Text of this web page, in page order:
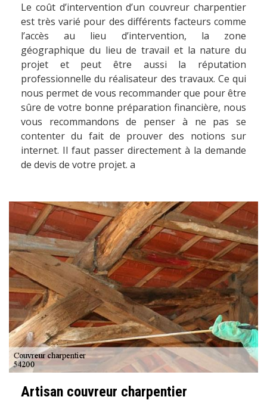
Le coût d’intervention d’un couvreur charpentier
est très varié pour des différents facteurs comme
l’accès au lieu d’intervention, la zone
géographique du lieu de travail et la nature du
projet et peut être aussi la réputation
professionnelle du réalisateur des travaux. Ce qui
nous permet de vous recommander que pour être
sûre de votre bonne préparation financière, nous
vous recommandons de penser à ne pas se
contenter du fait de prouver des notions sur
internet. Il faut passer directement à la demande
de devis de votre projet. a
Artisan couvreur charpentier